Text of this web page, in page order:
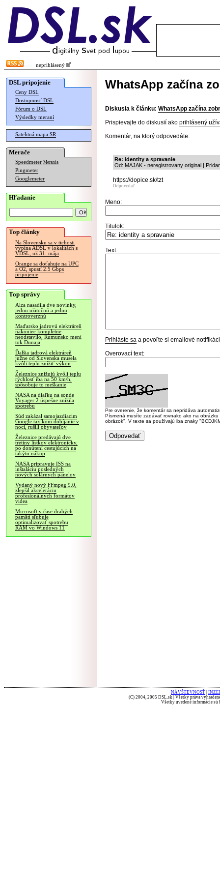
neprihlásený
DSL pripojenie
Ceny DSL
Dostupnosť DSL
Fórum o DSL
Výsledky meraní
Satelitná mapa SR
Merače
Speedmeter Merania
Pingmeter
Googlemeter
Hľadanie
Top články
Na Slovensku sa v tichosti
vypína ADSL v lokalitách s
VDSL, už 31. mája
Orange sa doťahuje na UPC
a O2, spustí 2.5 Gbps
pripojenie
Top správy
Alza nasadila dve novinky,
jednu užitočnú a jednu
kontroverznú
Maďarsko jadrovú elektráreň
nakoniec kompletne
neodstavilo, Rumunsko mení
tok Dunaja
Ďalšia jadrová elektráreň
južne od Slovenska musela
kvôli teplu znížiť výkon
Železnice znižujú kvôli teplu
rýchlosť iba na 50 km/h,
spôsobuje to meškanie
NASA na diaľku na sonde
Voyager 2 úspešne znížila
spotrebu
Súd zakázal samojazdiacim
Google taxíkom dobíjanie v
noci, rušili obyvateľov
Železnice predávajú dve
tretiny lístkov elektronicky,
po donútení cestujúcich na
takýto nákup
NASA pripravuje ISS na
inštaláciu posledných
nových solárnych panelov
Vydaný nový FFmpeg 9.0,
zlepšil akceleráciu
profesionálnych formátov
videa
Microsoft v čase drahých
pamätí sľubuje
optimalizovať spotrebu
RAM vo Windows 11
WhatsApp začína
Diskusia k článku: WhatsApp začína
Prispievajte do diskusií ako prihlásený
Komentár, na ktorý odpovedáte:
Re: identity a spravanie
Od: MAJAK - neregistrovany original |
https://dopice.sk/tzt
Odpovedať
Meno:
Titulok:
Text:
Prihláste sa a povoľte si emailové
Overovací text:
Pre overenie, že komentár sa nepridáva
Písmená musíte zadávať rovnako ako na
obrázok". V texte sa používajú iba znaky
NÁVŠTEVNOSŤ
(C) 2004, 2005 DSL.sk | Všetky práva
Všetky uvedené informácie sú